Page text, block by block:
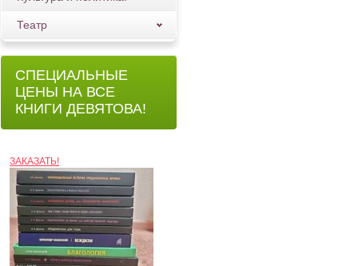
Театр
СПЕЦИАЛЬНЫЕ
ЦЕНЫ НА ВСЕ
КНИГИ ДЕВЯТОВА!
ЗАКАЗАТЬ!